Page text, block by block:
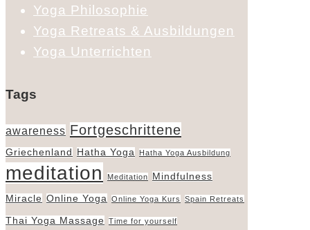
Yoga Philosophie
Yoga Retreats & Ausbildungen
Yoga Unterrichten
Tags
awareness Fortgeschrittene
Griechenland Hatha Yoga Hatha Yoga Ausbildung
meditation Meditation Mindfulness
Miracle Online Yoga Online Yoga Kurs Spain Retreats
Thai Yoga Massage Time for yourself